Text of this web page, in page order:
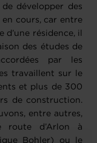
de développer des
cours, car entre
d’une résidence, il
des études de
par les
travaillent sur le
et plus de 300
de construction.
entre autres,
route d’Arlon à
Bohler) ou le